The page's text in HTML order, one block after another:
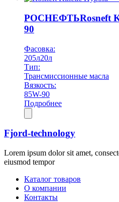
РОСНЕФТЬRosneft
90
Фасовка:
205л20л
Тип:
Трансмиссионные масла
Вязкость:
85W-90
Подробнее
Fjord-technology
Lorem ipsum dolor sit amet,
eiusmod tempor
Каталог товаров
О компании
Контакты